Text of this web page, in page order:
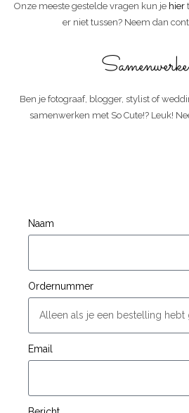
Onze meeste gestelde vragen kun je hier
er niet tussen? Neem dan
Ben je fotograaf, blogger, stylist of
samenwerken met So Cute!? Leuk!
Naam
Ordernummer
Email